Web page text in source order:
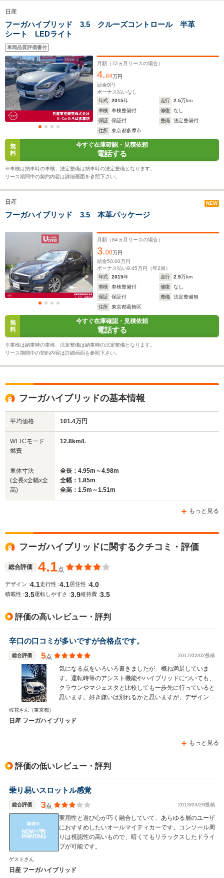
サイズ
WLTCモード
燃費
駆動方式
全幅
ホイールベース
8.3～10.2km/L
6.6km/L
└郊外:8.9～10.9km/L
└高速道路:10.5～
12.7km/L
FR、4WD
全幅
12.4km/L
└市街地:9.9km/L
└高速道路:16.1km/L
FR
日産
フーガハイブリッド 3.5 クルーズコントロール 半革
シート LEDライト
車両品質評価書付
月額（72 ヵ月リースの場合）
4.84万円
頭金0円
ボーナス払いなし
年式
2015年 走行 2.5万km
車検
車検整備付 修復
なし
保証
保証付 整備
法定整備付
住所
東京都多摩市
無
料
今すぐ在庫確認・見積依頼
電話する
※車検は納車時の車検、法定整備は納車時の法定整備となります。
リース期間中の契約内容は詳細画面を参照下さい。
日産 NEW
フーガハイブリッド 3.5 本革パッケージ
月額（84ヵ月リースの場合）
3.00万円
頭金50.00万円
ボーナス払い9.45万円（年2回）
年式
2015年 走行 2.9万km
車検
車検整備付 修復
なし
保証
保証付 整備
法定整備無
住所
東京都葛飾区
無
料
今すぐ在庫確認・見積依頼
電話する
※車検は納車時の車検、法定整備は納車時の法定整備となります。
リース期間中の契約内容は詳細画面を参照下さい。
フーガハイブリッドの基本情報
平均価格 101.4万円
WLTCモード
燃費
12.8km/L
車体寸法
(全長x全幅x全
高)
全長：4.95m～4.98m
全幅：1.85m
全高：1.5m～1.51m
もっと見る
フーガハイブリッドに関するクチコミ・評価
総合評価 4.1点
デザイン :4.1走行性 :4.1 居住性 :4.0
積載性 :3.5運転しやすさ :3.9維持費 :3.5
評価の高いレビュー・評判
辛口の口コミが多いですが合格点です。
総合評価 5点 2017/02/02投稿
気になる点をいろいろ書きましたが、概ね満足していま
す。運転時等のアシスト機能やハイブリッドについても、
クラウンやマジェスタと比較しても一歩先に行っていると
思います。好き嫌いは別れるかと思いますが、デザインも
す。
桜花さん （東京都）
日産 フーガハイブリッド
もっと見る
評価の低いレビュー・評判
乗り易いスロットル感覚
総合評価 3点 2013/03/29投稿
実用性と遊び心が巧く融合していて、あらゆる層のユーザ
におすすめしたいオールマイティカーです。コンソール周
りは視認性の高いもので、暗くてもリラックスしたドライ
ブが可能です。
ゲストさん
日産 フーガハイブリッド